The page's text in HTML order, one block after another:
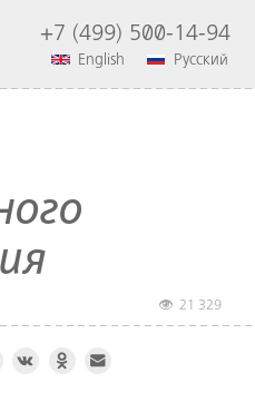
+7 (499) 500-14-94
English Русский
21 329